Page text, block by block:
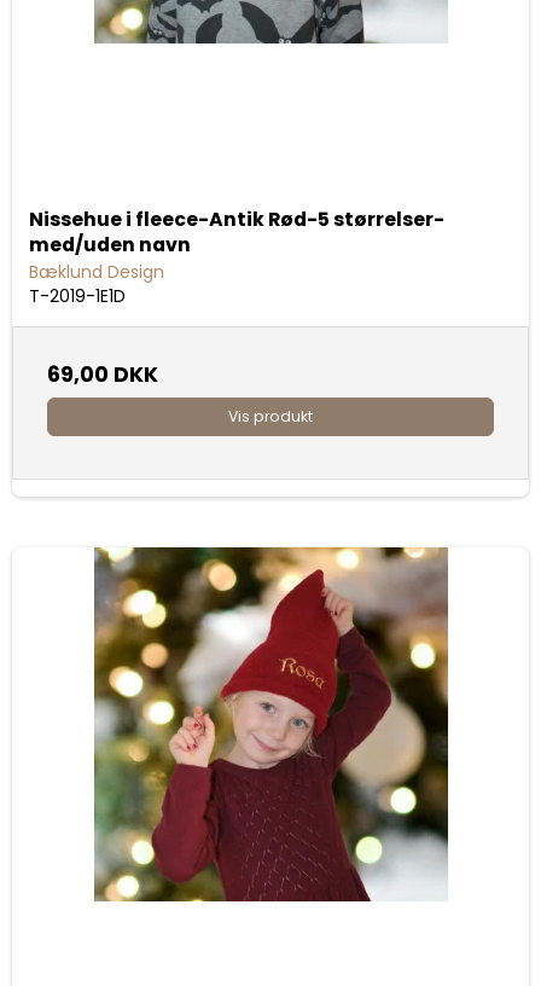
Nissehue i fleece-Antik Rød-5 størrelser-
med/uden navn
Bæklund Design
T-2019-1E1D
69,00 DKK
Vis produkt